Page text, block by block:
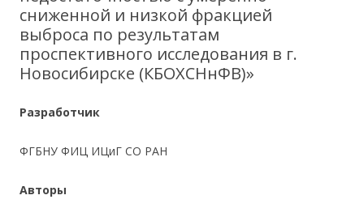
сниженной и низкой фракцией
выброса по результатам
проспективного исследования в г.
Новосибирске (КБОХСНнФВ)»
Разработчик
ФГБНУ ФИЦ ИЦиГ СО РАН
Авторы